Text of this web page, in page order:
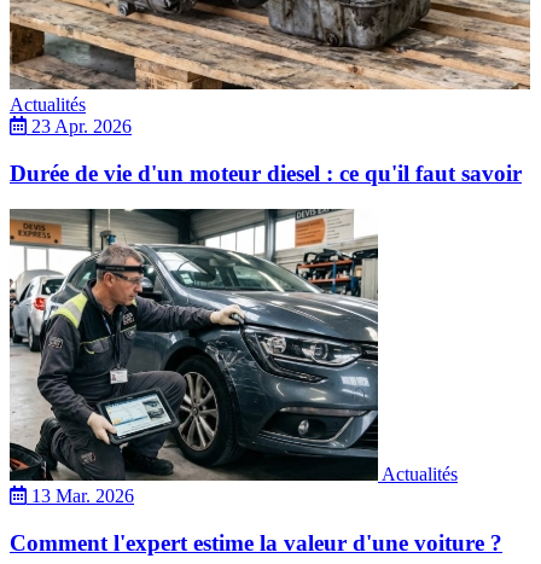
Actualités
23 Apr. 2026
Durée de vie d'un moteur diesel : ce qu'il faut savoir
Actualités
13 Mar. 2026
Comment l'expert estime la valeur d'une voiture ?